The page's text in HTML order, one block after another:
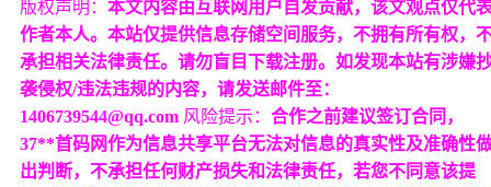
版权声明： 本文内容由互联网用户自发贡献，该文观点仅代
作者本人。本站仅提供信息存储空间服务，不拥有所有权，
承担相关法律责任。请勿盲目下载注册。如发现本站有涉嫌
袭侵权/违法违规的内容，请发送邮件至：
1406739544@qq.com 风险提示： 合作之前建议签订合同，
37**首码网作为信息共享平台无法对信息的真实性及准确性
出判断，不承担任何财产损失和法律责任，若您不同意该提